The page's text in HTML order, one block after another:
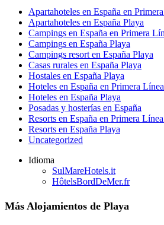
Apartahoteles en España en
Apartahoteles en España Playa
Campings en España en Primera
Campings en España Playa
Campings resort en España Playa
Casas rurales en España Playa
Hostales en España Playa
Hoteles en España en Primera
Hoteles en España Playa
Posadas y hosterías en España
Resorts en España en Primera
Resorts en España Playa
Uncategorized
Idioma
SulMareHotels.it
HôtelsBordDeMer.fr
Más Alojamientos de Playa